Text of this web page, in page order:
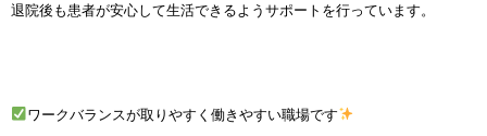
退院後も患者が安心して生活できるようサポートを行っています。
ワークバランスが取りやすく働きやすい職場です